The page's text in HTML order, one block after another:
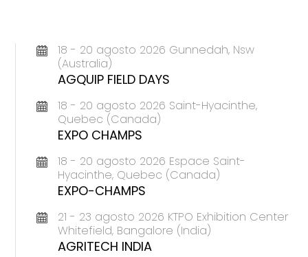
18 - 20 agosto 2026 Gunnedah, Nsw
(Australia)
AGQUIP FIELD DAYS
18 - 20 agosto 2026 Saint-Hyacinthe,
Quebec (Canada)
EXPO CHAMPS
18 - 20 agosto 2026 Espace Saint-
Hyacinthe, Quebec (Canada)
EXPO-CHAMPS
21 - 23 agosto 2026 KTPO Exhibition Center
Whitefield, Bangalore (India)
AGRITECH INDIA